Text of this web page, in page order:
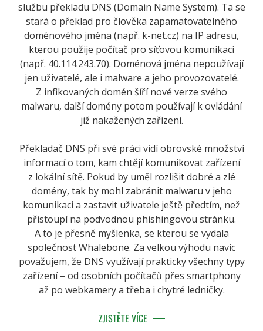
službu překladu DNS (Domain Name System). Ta se
stará o překlad pro člověka zapamatovatelného
doménového jména (např. k-net.cz) na IP adresu,
kterou použije počítač pro síťovou komunikaci
(např. 40.114.243.70). Doménová jména nepoužívají
jen uživatelé, ale i malware a jeho provozovatelé.
Z infikovaných domén šíří nové verze svého
malwaru, další domény potom používají k ovládání
již nakažených zařízení.
Překladač DNS při své práci vidí obrovské množství
informací o tom, kam chtějí komunikovat zařízení
z lokální sítě. Pokud by uměl rozlišit dobré a zlé
domény, tak by mohl zabránit malwaru v jeho
komunikaci a zastavit uživatele ještě předtím, než
přistoupí na podvodnou phishingovou stránku.
A to je přesně myšlenka, se kterou se vydala
společnost Whalebone. Za velkou výhodu navíc
považujem, že DNS využívají prakticky všechny typy
zařízení – od osobních počítačů přes smartphony
až po webkamery a třeba i chytré ledničky.
ZJISTĚTE VÍCE